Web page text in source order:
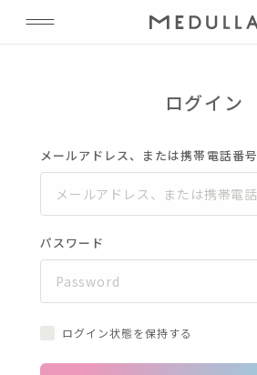
ログイン
メールアドレス、または携帯電話番号
パスワード
ログイン状態を保持する